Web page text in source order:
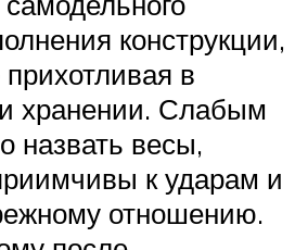
конструкции,
в
хранении. Слабым
назвать весы,
к ударам и
отношению.